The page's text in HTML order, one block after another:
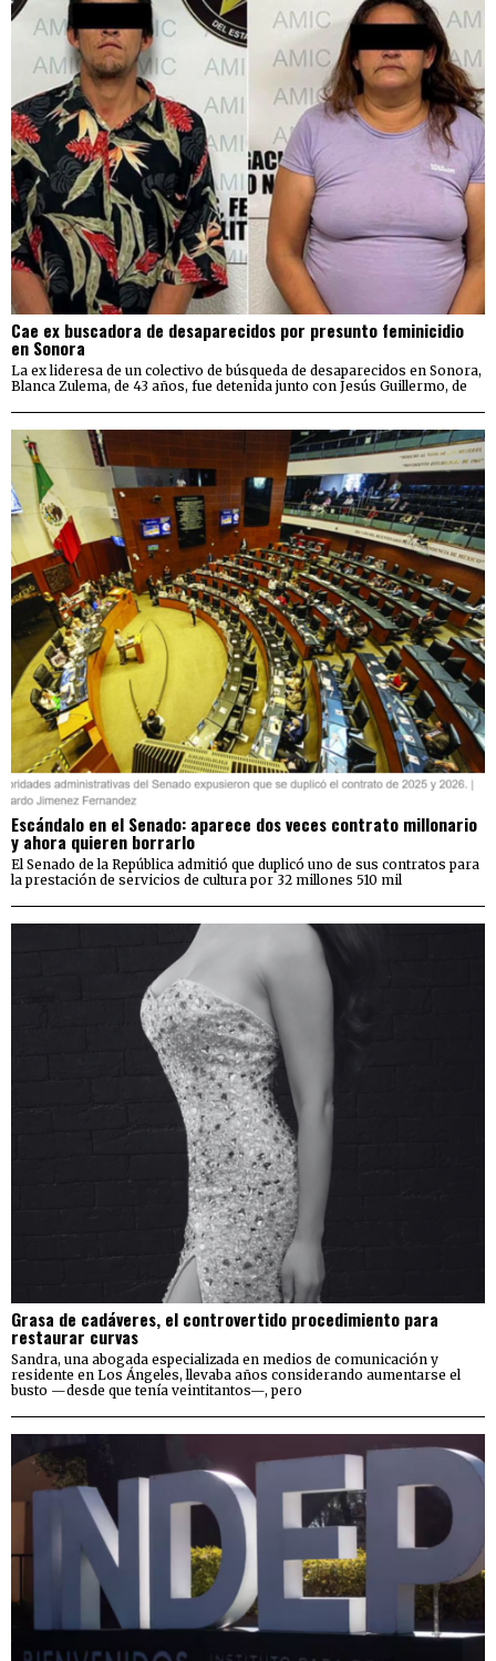
Cae ex buscadora de desaparecidos por presunto feminicidio
en Sonora
La ex lideresa de un colectivo de búsqueda de desaparecidos en Sonora,
Blanca Zulema, de 43 años, fue detenida junto con Jesús Guillermo, de
Escándalo en el Senado: aparece dos veces contrato millonario
y ahora quieren borrarlo
El Senado de la República admitió que duplicó uno de sus contratos para
la prestación de servicios de cultura por 32 millones 510 mil
Grasa de cadáveres, el controvertido procedimiento para
restaurar curvas
Sandra, una abogada especializada en medios de comunicación y
residente en Los Ángeles, llevaba años considerando aumentarse el
busto —desde que tenía veintitantos—, pero